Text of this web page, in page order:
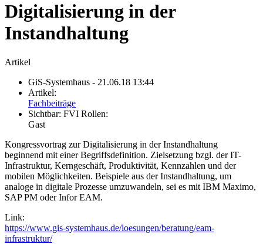
Digitalisierung in der
Instandhaltung
Artikel
GiS-Systemhaus - 21.06.18 13:44
Artikel:
Fachbeiträge
Sichtbar: FVI Rollen:
Gast
Kongressvortrag zur Digitalisierung in der Instandhaltung
beginnend mit einer Begriffsdefinition. Zielsetzung bzgl. der IT-
Infrastruktur, Kerngeschäft, Produktivität, Kennzahlen und der
mobilen Möglichkeiten. Beispiele aus der Instandhaltung, um
analoge in digitale Prozesse umzuwandeln, sei es mit IBM Maximo,
SAP PM oder Infor EAM.
Link:
https://www.gis-systemhaus.de/loesungen/beratung/eam-
infrastruktur/